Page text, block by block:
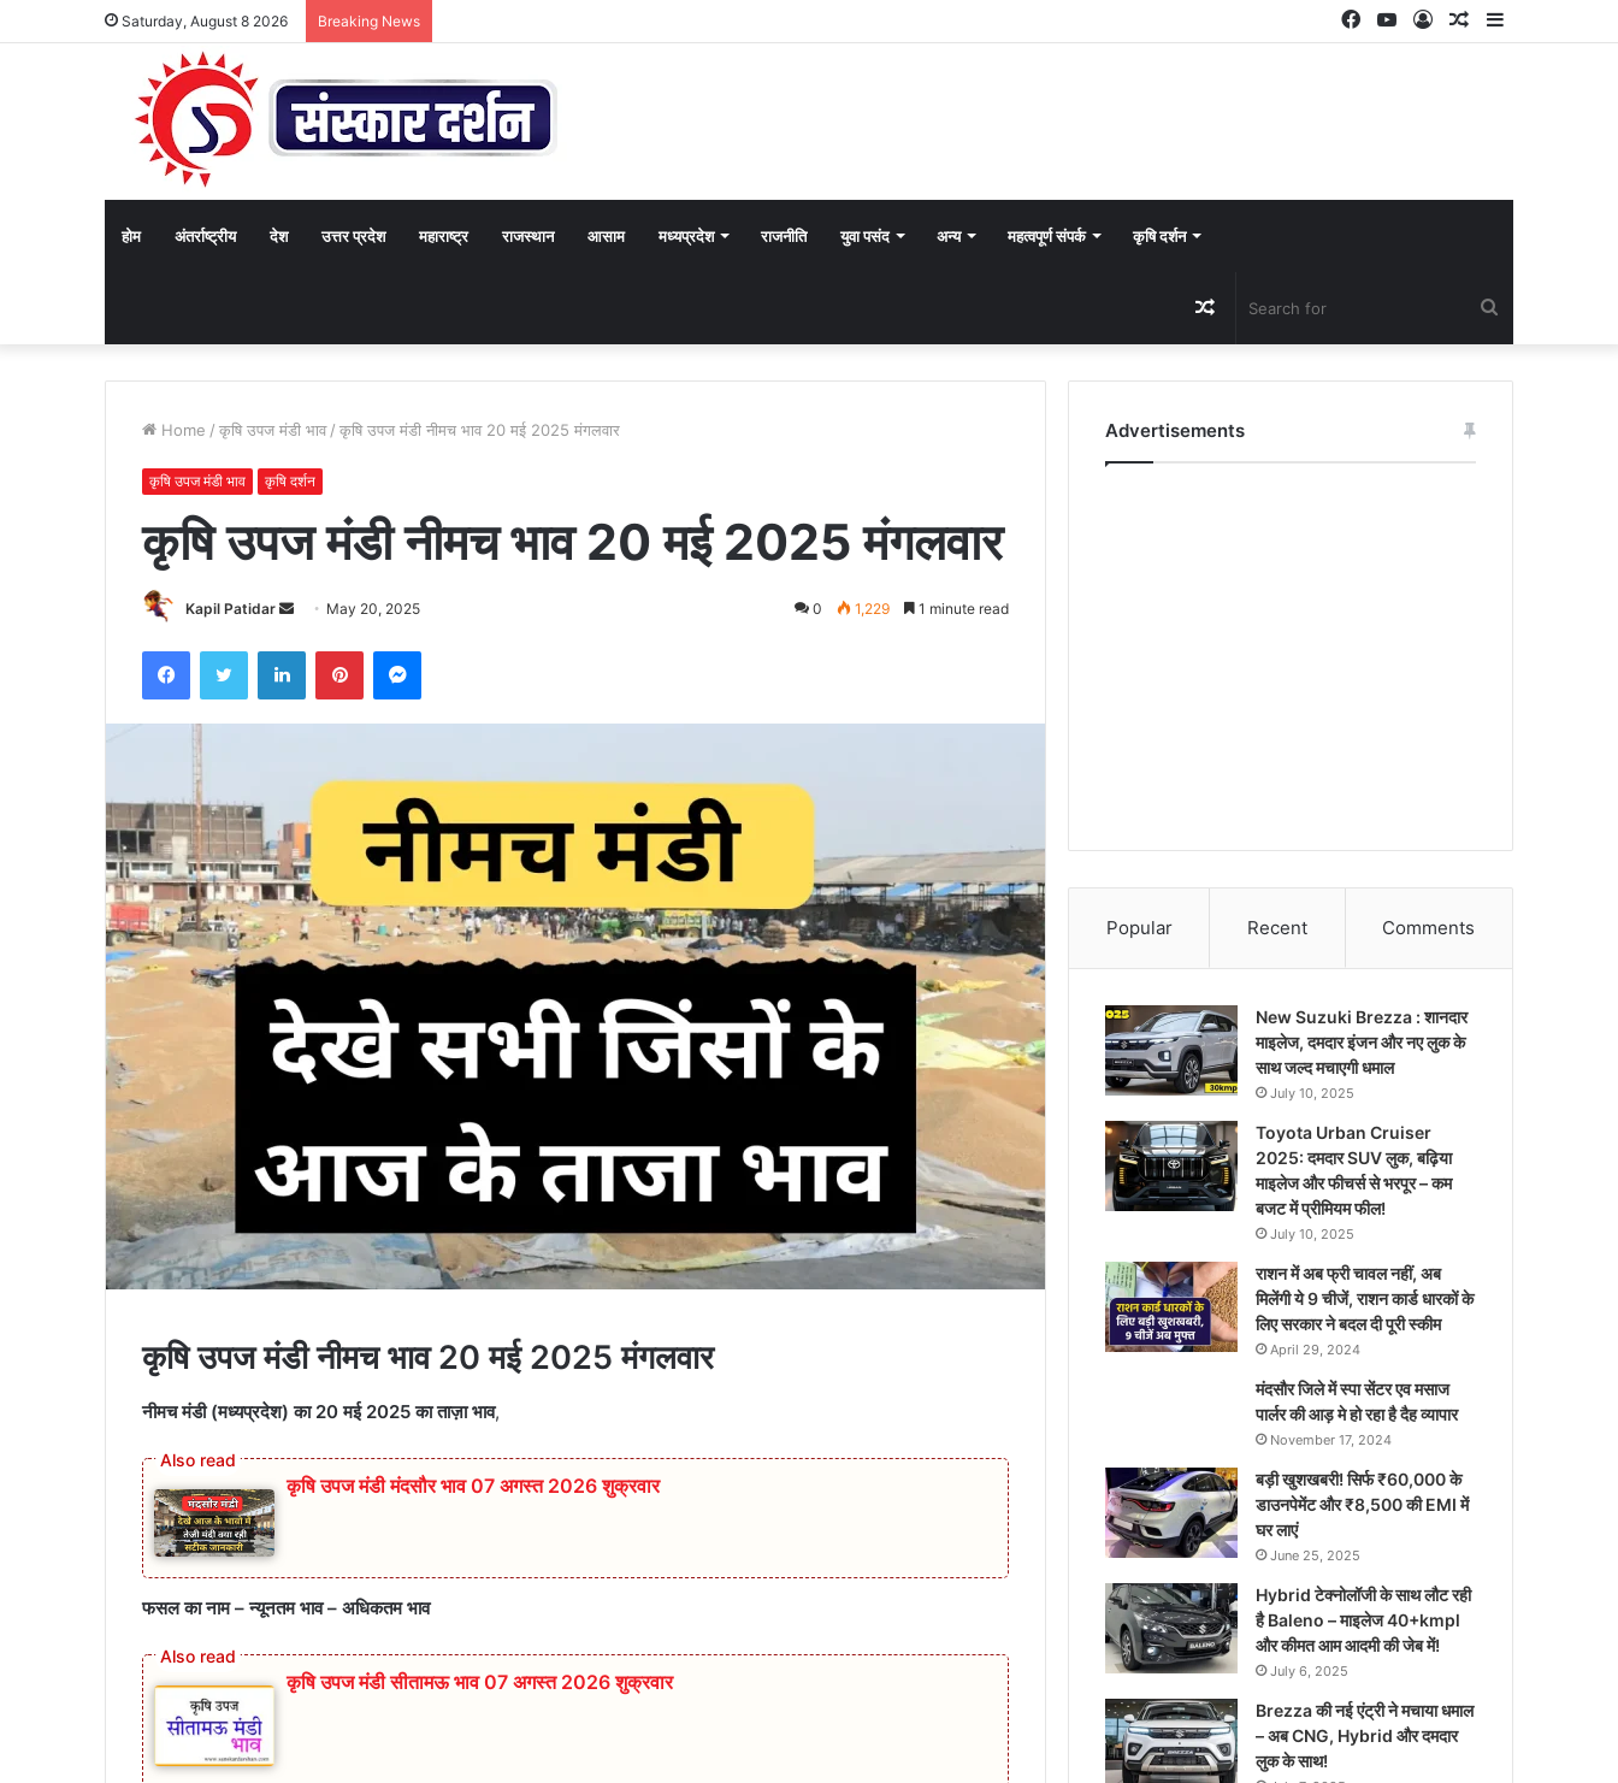
Saturday, August 8 2026 Breaking News Sidebar
Random
Log
YouTube
Facebook
होम अंतर्राष्ट्रीय देश उत्तर प्रदेश महाराष्ट्र राजस्थान आसाम मध्यप्रदेश राजनीति युवा पसंद अन्य महत्वपूर्ण संपर्क कृषि दर्शन
for
Random
Article
Home / कृषि उपज मंडी भाव / कृषि उपज मंडी नीमच भाव 20 मई 2025 मंगलवार
कृषि उपज मंडी भाव कृषि दर्शन
कृषि उपज मंडी नीमच भाव 20 मई 2025 मंगलवार
Kapil Patidar
Send May 20, 2025 0 1,229 1 minute read
FacebookTwitter LinkedInPinterestMessenger
कृषि उपज मंडी नीमच भाव 20 मई 2025 मंगलवार
नीमच मंडी (मध्यप्रदेश) का 20 मई 2025 का ताज़ा भाव,
कृषि उपज मंडी मंदसौर भाव 07 अगस्त 2026 शुक्रवार
फसल का नाम – न्यूनतम भाव – अधिकतम भाव
कृषि उपज मंडी सीतामऊ भाव 07 अगस्त 2026 शुक्रवार
Advertisements
Popular Recent Comments
New Suzuki Brezza : शानदार
माइलेज, दमदार इंजन और नए लुक के
साथ जल्द मचाएगी धमाल
July 10, 2025
Toyota Urban Cruiser
2025: दमदार SUV लुक, बढ़िया
माइलेज और फीचर्स से भरपूर – कम
बजट में प्रीमियम फील!
July 10, 2025
राशन में अब फ्री चावल नहीं, अब
मिलेंगी ये 9 चीजें, राशन कार्ड धारकों के
लिए सरकार ने बदल दी पूरी स्कीम
April 29, 2024
मंदसौर जिले में स्पा सेंटर एव मसाज
पार्लर की आड़ मे हो रहा है दैह व्यापार
November 17, 2024
बड़ी खुशखबरी! सिर्फ ₹60,000 के
डाउनपेमेंट और ₹8,500 की EMI में
घर लाएं
June 25, 2025
Hybrid टेक्नोलॉजी के साथ लौट रही
है Baleno – माइलेज 40+kmpl
और कीमत आम आदमी की जेब में!
July 6, 2025
Brezza की नई एंट्री ने मचाया धमाल
– अब CNG, Hybrid और दमदार
लुक के साथ!